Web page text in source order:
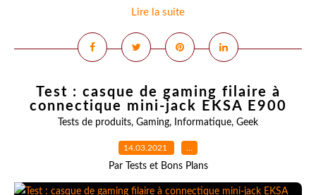
Lire la suite
Test : casque de gaming filaire à
connectique mini-jack EKSA E900
Tests de produits, Gaming, Informatique, Geek
14.03.2021 …
Par Tests et Bons Plans